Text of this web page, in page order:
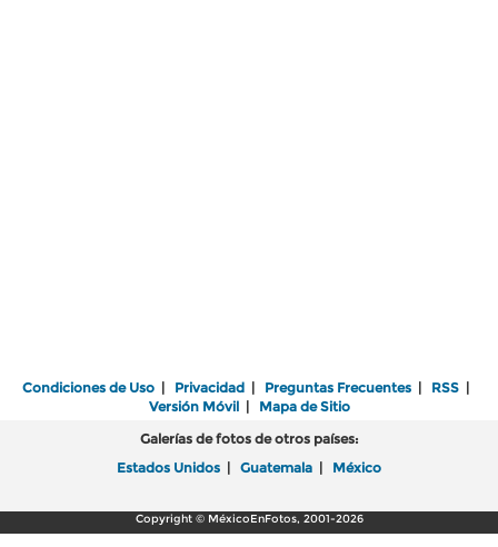
Condiciones de Uso | Privacidad | Preguntas Frecuentes | RSS |
Versión Móvil| Mapa de Sitio
Galerías de fotos de otros países:
Estados Unidos | Guatemala | México
Copyright © MéxicoEnFotos, 2001-2026